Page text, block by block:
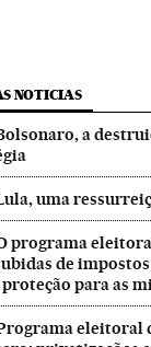
NOTICIAS
a
uma
programa
de
para as
eleitoral